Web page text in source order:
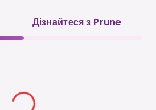
Дізнайтеся з Prune